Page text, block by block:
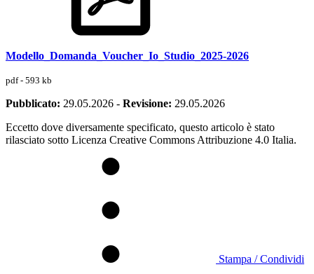
Modello_Domanda_Voucher_Io_Studio_2025-2026
pdf - 593 kb
Pubblicato: 29.05.2026 - Revisione: 29.05.2026
Eccetto dove diversamente specificato, questo articolo è stato
rilasciato sotto Licenza Creative Commons Attribuzione 4.0 Italia.
Stampa / Condividi